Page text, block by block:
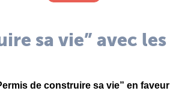
sa vie” avec
de construire sa vie” en